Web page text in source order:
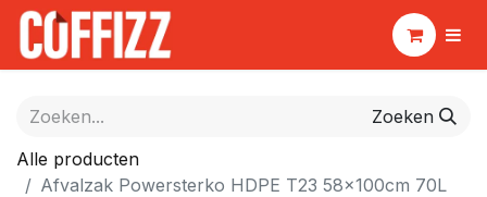
Zoeken
Alle producten
Afvalzak Powersterko HDPE T23 58x100cm 70L